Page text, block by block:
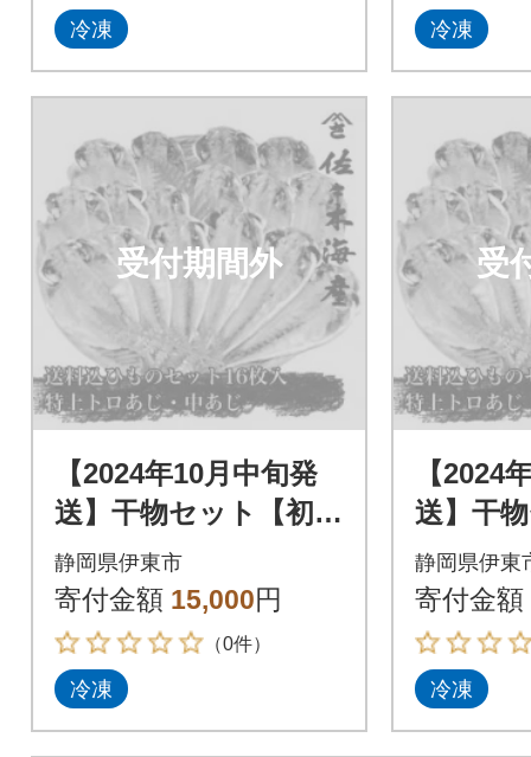
冷凍 冷凍
受付期間外
【2024年10月中旬発
送】干物セット【初島
C】特トロあじ・中あ
じ各8枚 伊豆・伊東
の干物詰め合わせ
静岡県伊東市
寄付金額 15,000円
（0件）
冷凍
受
【2024
送】干
C】特ト
じ各8
の干物
静岡県伊東
寄付金額
冷凍